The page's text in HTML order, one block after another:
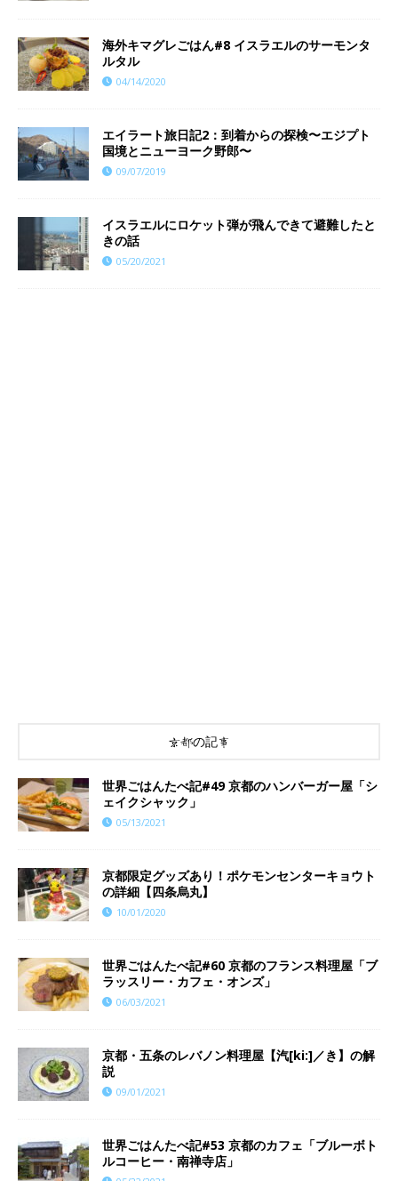
海外キマグレごはん#8 イスラエルのサーモンタ
ルタル
04/14/2020
エイラート旅日記2：到着からの探検〜エジプト
国境とニューヨーク野郎〜
09/07/2019
イスラエルにロケット弾が飛んできて避難したと
きの話
05/20/2021
京都の記事
世界ごはんたべ記#49 京都のハンバーガー屋「シ
ェイクシャック」
05/13/2021
京都限定グッズあり！ポケモンセンターキョウト
の詳細【四条烏丸】
10/01/2020
世界ごはんたべ記#60 京都のフランス料理屋「ブ
ラッスリー・カフェ・オンズ」
06/03/2021
京都・五条のレバノン料理屋【汽[ki:]／き】の解
説
09/01/2021
世界ごはんたべ記#53 京都のカフェ「ブルーボト
ルコーヒー・南禅寺店」